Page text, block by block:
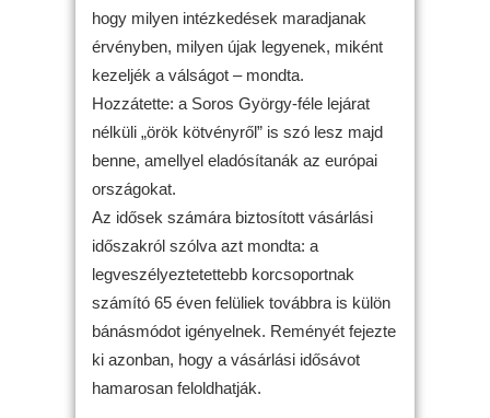
hogy milyen intézkedések maradjanak
érvényben, milyen újak legyenek, miként
kezeljék a válságot – mondta.
Hozzátette: a Soros György-féle lejárat
nélküli „örök kötvényről” is szó lesz majd
benne, amellyel eladósítanák az európai
országokat.
Az idősek számára biztosított vásárlási
időszakról szólva azt mondta: a
legveszélyeztetettebb korcsoportnak
számító 65 éven felüliek továbbra is külön
bánásmódot igényelnek. Reményét fejezte
ki azonban, hogy a vásárlási idősávot
hamarosan feloldhatják.